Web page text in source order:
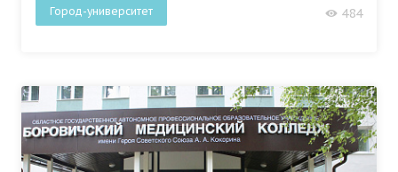
Город-университет 484